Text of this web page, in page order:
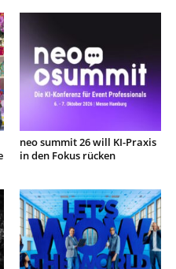
neo summit 26 will KI-Praxis
in den Fokus rücken